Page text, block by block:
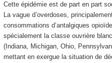
Cette épidémie est de part en part
La vague d’overdoses,
consommations d’antalgiques
spécialement la classe ouvrière
(Indiana, Michigan, Ohio,
mettant en exergue la situation de